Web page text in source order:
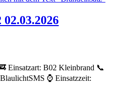
Einsatzart: B02 Kleinbrand 📞
⌚ Einsatzzeit: